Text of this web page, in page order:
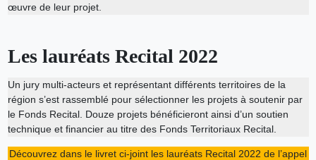
œuvre de leur projet.
Les lauréats Recital 2022
Un jury multi-acteurs et représentant différents territoires de la
région s’est rassemblé pour sélectionner les projets à soutenir par
le Fonds Recital. Douze projets bénéficieront ainsi d’un soutien
technique et financier au titre des Fonds Territoriaux Recital.
Découvrez dans le livret ci-joint les lauréats Recital 2022 de l’appel